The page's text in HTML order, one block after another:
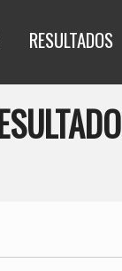
RESULTADOS